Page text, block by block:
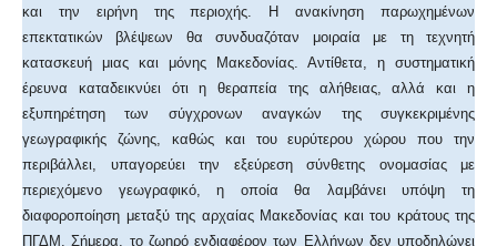
και την ειρήνη της περιοχής. Η ανακίνηση παρωχημένων
επεκτατικών βλέψεων θα συνδυαζόταν μοιραία με τη τεχνητή
κατασκευή μιας και μόνης Μακεδονίας. Αντίθετα, η συστηματική
έρευνα καταδεικνύει ότι η θεραπεία της αλήθειας, αλλά και η
εξυπηρέτηση των σύγχρονων αναγκών της συγκεκριμένης
γεωγραφικής ζώνης, καθώς και του ευρύτερου χώρου που την
περιβάλλει, υπαγορεύει την εξεύρεση σύνθετης ονομασίας με
περιεχόμενο γεωγραφικό, η οποία θα λαμβάνει υπόψη τη
διαφοροποίηση μεταξύ της αρχαίας Μακεδονίας και του κράτους της
ΠΓΔΜ. Σήμερα, το ζωηρό ενδιαφέρον των Ελλήνων δεν υποδηλώνει